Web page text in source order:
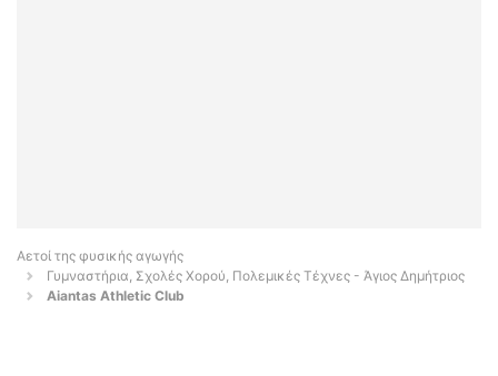
Αετοί της φυσικής αγωγής
Γυμναστήρια, Σχολές Χορού, Πολεμικές Τέχνες - Άγιος Δημήτριος
Aiantas Athletic Club